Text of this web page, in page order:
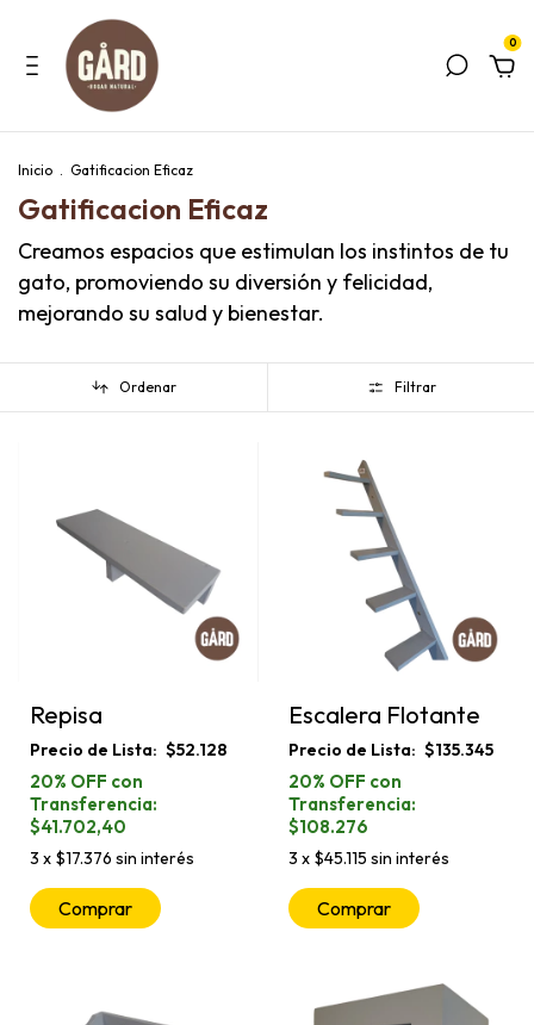
0
Inicio . Gatificacion Eficaz
Gatificacion Eficaz
Creamos espacios que estimulan los instintos de tu
gato, promoviendo su diversión y felicidad,
mejorando su salud y bienestar.
Ordenar Filtrar
Repisa
$52.128
$41.702,40
3 x $17.376 sin interés
Comprar
Escalera Flotante
$135.345
$108.276
3 x $45.115 sin interés
Comprar